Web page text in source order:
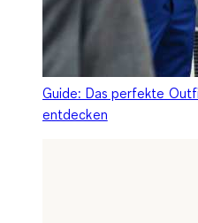
Guide: Das perfekte
entdecken